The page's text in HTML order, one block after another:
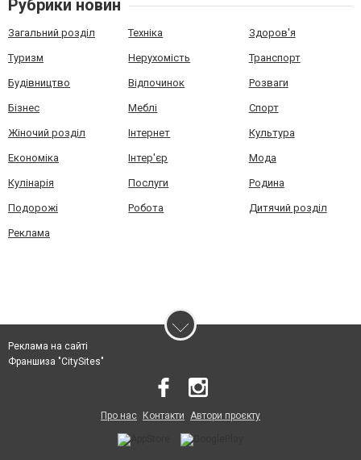
Рубрики новин
Загальний розділ Техніка Здоров'я
Туризм Нерухомість Транспорт
Будівництво Відпочинок Розваги
Бізнес Меблі Спорт
Жіночий розділ Інтернет Культура
Економіка Інтер'єр Мода
Кулінарія Послуги Родина
Подорожі Робота Дитячий розділ
Реклама
Реклама на сайті
Франшиза "CitySites"
Про нас Контакти Автори проєкту